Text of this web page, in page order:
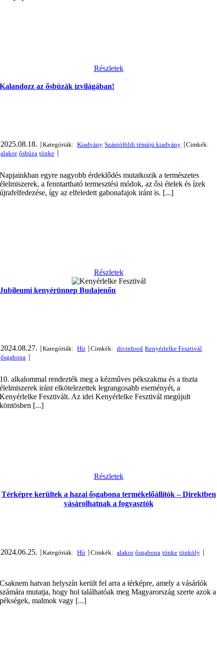
Részletek
Kalandozz az ősbúzák ízvilágában!
2025.08.18. |
|
|
Napjainkban egyre nagyobb érdeklődés mutatkozik a természetes
élelmiszerek, a fenntartható termesztési módok, az ősi ételek és ízek
újrafelfedezése, így az elfeledett gabonafajok iránt is. [...]
Részletek
Jubileumi kenyérünnep Budajenőn
2024.08.27. |
|
|
10. alkalommal rendezték meg a kézműves pékszakma és a tiszta
élelmiszerek iránt elkötelezettek legrangosabb eseményét, a
Kenyérlelke Fesztivált. Az idei Kenyérlelke Fesztivál megújult
köntösben [...]
Részletek
Térképre kerültek a hazai ősgabona termékelőállítók – Direktben
vásárolhatnak a fogyasztók
2024.06.25. | | |
Csaknem hatvan helyszín került fel arra a térképre, amely a vásárlók
számára mutatja, hogy hol találhatóak meg Magyarország szerte azok a
pékségek, malmok vagy [...]